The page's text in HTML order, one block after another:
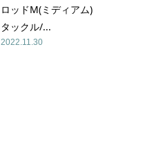
ロッドM(ミディアム)
タックル/...
2022.11.30